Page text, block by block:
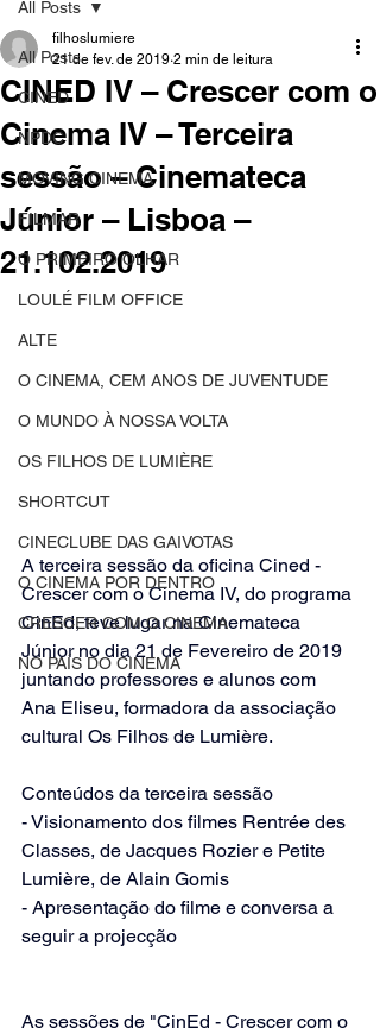
All Posts
CINED
NPDC
MOVING CINEMA
FILMAR
O PRIMEIRO OLHAR
LOULÉ FILM OFFICE
ALTE
O CINEMA, CEM ANOS DE JUVENTUDE
O MUNDO À NOSSA VOLTA
OS FILHOS DE LUMIÈRE
SHORTCUT
CINECLUBE DAS GAIVOTAS
O CINEMA POR DENTRO
CRESCER COM O CINEMA
NO PAÍS DO CINEMA
All Posts
CINED IV – Crescer com o
Cinema IV – Terceira
sessão – Cinemateca
Júnior – Lisboa –
21.102.2019
filhoslumiere
21 de fev. de 2019 2 min de leitura
A terceira sessão da oficina Cined -
Crescer com o Cinema IV, do programa
CinEd, teve lugar na Cinemateca
Júnior no dia 21 de Fevereiro de 2019
juntando professores e alunos com
Ana Eliseu, formadora da associação
cultural Os Filhos de Lumière.
Conteúdos da terceira sessão
- Visionamento dos filmes Rentrée des
Classes, de Jacques Rozier e Petite
Lumière, de Alain Gomis
- Apresentação do filme e conversa a
seguir a projecção
As sessões de "CinEd - Crescer com o